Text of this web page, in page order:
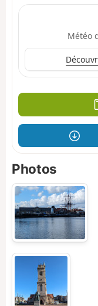
Météo
Photos